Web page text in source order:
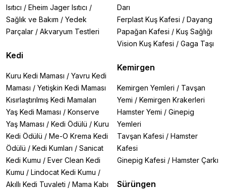
Isıtıcı / Eheim Jager Isıtıcı /
Sağlık ve Bakım / Yedek
Parçalar / Akvaryum Testleri
Kedi
Kuru Kedi Maması / Yavru Kedi
Maması / Yetişkin Kedi Maması
Kısırlaştırılmış Kedi Mamaları
Yaş Kedi Maması / Konserve
Yaş Maması / Kedi Ödülü / Kuru
Kedi Ödülü / Me-O Krema Kedi
Ödülü / Kedi Kumları / Sanicat
Kedi Kumu / Ever Clean Kedi
Kumu / Lindocat Kedi Kumu /
Akıllı Kedi Tuvaleti / Mama Kabı
Darı
Ferplast Kuş Kafesi / Dayang
Papağan Kafesi / Kuş Sağlığı
Vision Kuş Kafesi / Gaga Taşı
Kemirgen
Kemirgen Yemleri / Tavşan
Yemi / Kemirgen Krakerleri
Hamster Yemi / Ginepig
Yemleri
Tavşan Kafesi / Hamster
Kafesi
Ginepig Kafesi / Hamster Çarkı
Sürüngen